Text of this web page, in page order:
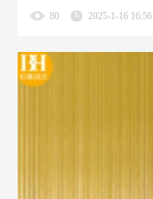
80 2025-1-16 16:56